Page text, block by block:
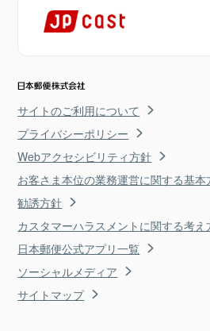
サイトのご利用について
プライバシーポリシー
Webアクセシビリティ方針
お客さま本位の業務運営に関する基本
勧誘方針
カスタマーハラスメントに関する考え
日本郵便公式アプリ一覧
ソーシャルメディア
サイトマップ